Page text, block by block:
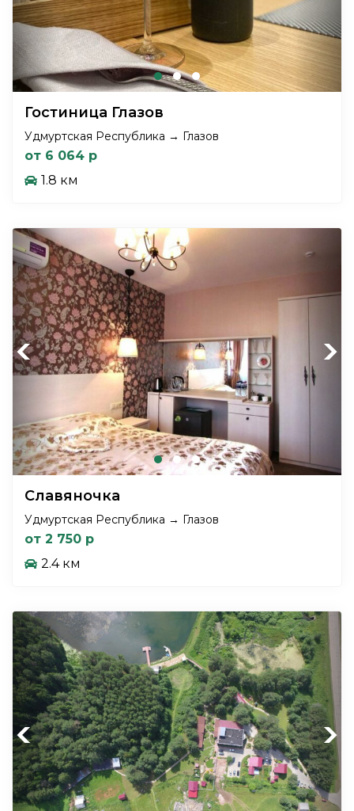
Гостиница Глазов
Удмуртская Республика → Глазов
от 6 064 р
1.8 км
Previous Next
Славяночка
Удмуртская Республика → Глазов
от 2 750 р
2.4 км
Previous Next